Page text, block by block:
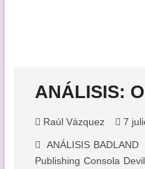
ANÁLISIS:
Raúl Vázquez 7
ANÁLISIS BADLAND
Publishing Consola